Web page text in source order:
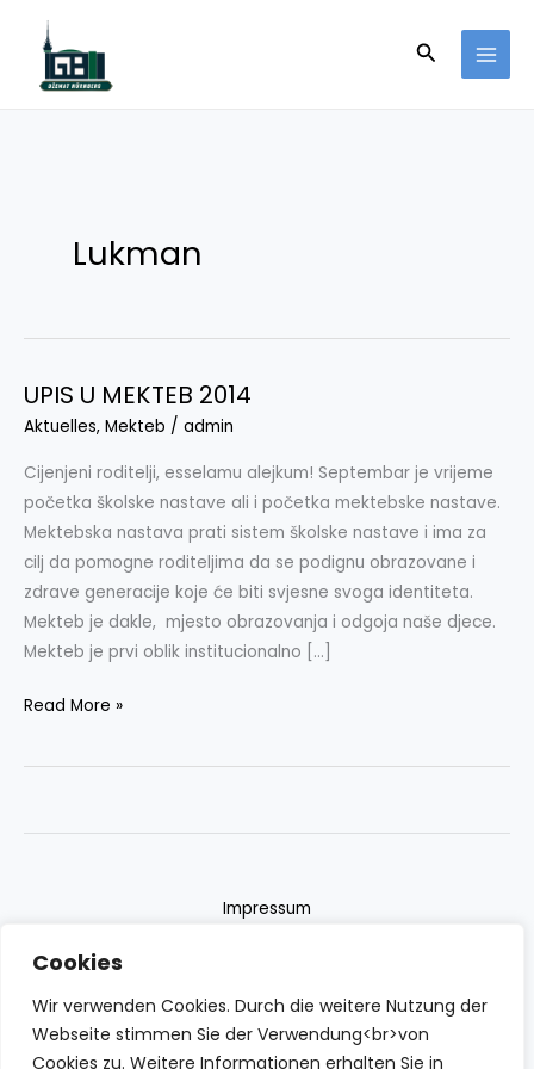
Cookies
Wir verwenden Cookies. Durch die weitere Nutzung der
Webseite stimmen Sie der Verwendung<br>von
Cookies zu. Weitere Informationen erhalten Sie in
content
Search
Lukman
UPIS U MEKTEB 2014
Aktuelles, Mekteb / admin
Cijenjeni roditelji, esselamu alejkum! Septembar je vrijeme
početka školske nastave ali i početka mektebske nastave.
Mektebska nastava prati sistem školske nastave i ima za
cilj da pomogne roditeljima da se podignu obrazovane i
zdrave generacije koje će biti svjesne svoga identiteta.
Mekteb je dakle, mjesto obrazovanja i odgoja naše djece.
Mekteb je prvi oblik institucionalno […]
UPIS
U
2014
Read More »
Impressum